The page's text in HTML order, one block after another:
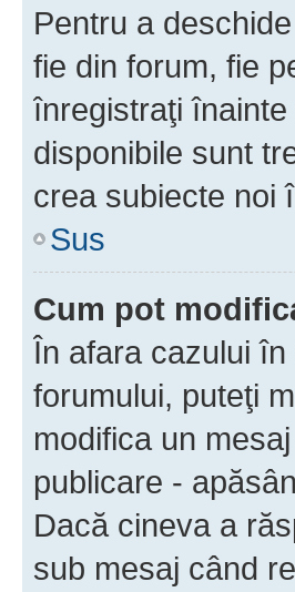
Pentru a
fie din forum, fie
înregistraţi
disponibile sunt
crea subiecte noi
Sus
Cum pot
În afara cazului
forumului, puteţi
modifica un
publicare -
Dacă cineva a
sub mesaj când